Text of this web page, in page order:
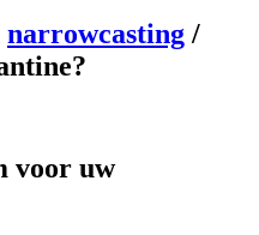
narrowcasting /
voor uw